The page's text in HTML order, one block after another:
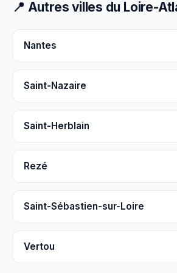
📍 Autres villes du Loire-
Nantes
Saint-Nazaire
Saint-Herblain
Rezé
Saint-Sébastien-sur-Loire
Vertou